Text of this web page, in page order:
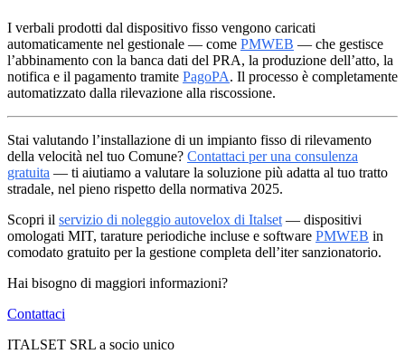
I verbali prodotti dal dispositivo fisso vengono caricati
automaticamente nel gestionale — come PMWEB — che gestisce
l’abbinamento con la banca dati del PRA, la produzione dell’atto, la
notifica e il pagamento tramite PagoPA. Il processo è completamente
automatizzato dalla rilevazione alla riscossione.
Stai valutando l’installazione di un impianto fisso di rilevamento
della velocità nel tuo Comune? Contattaci per una consulenza
gratuita — ti aiutiamo a valutare la soluzione più adatta al tuo tratto
stradale, nel pieno rispetto della normativa 2025.
Scopri il servizio di noleggio autovelox di Italset — dispositivi
omologati MIT, tarature periodiche incluse e software PMWEB in
comodato gratuito per la gestione completa dell’iter sanzionatorio.
Hai bisogno di maggiori informazioni?
Contattaci
ITALSET SRL a socio unico